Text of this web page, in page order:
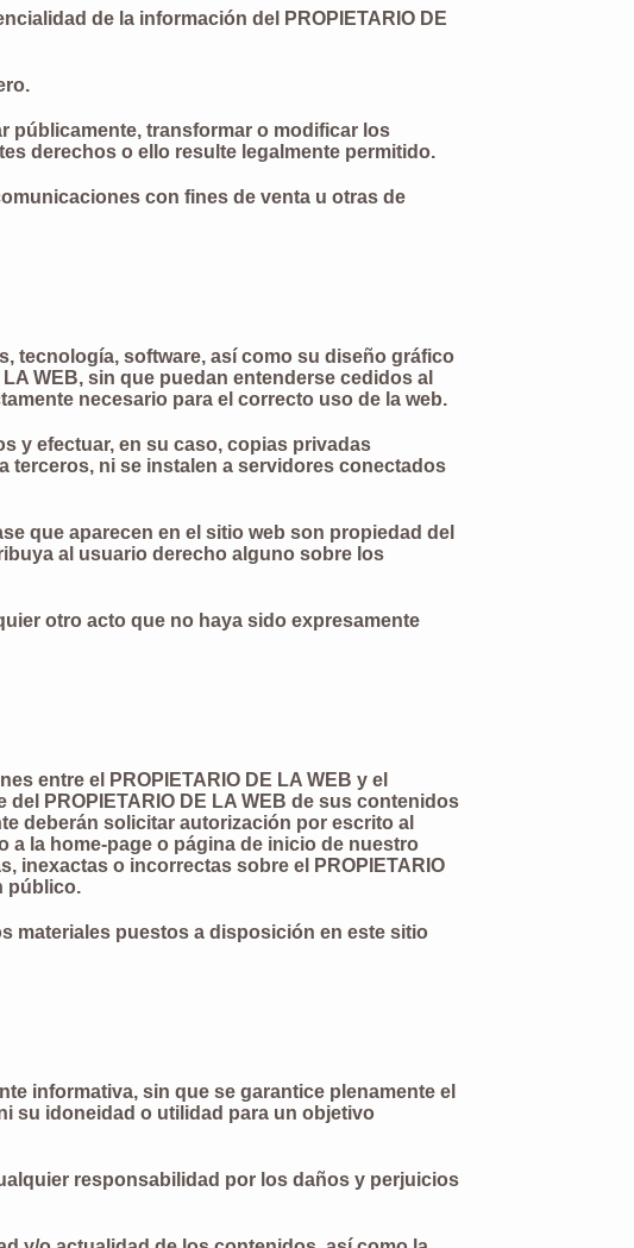
de la información del PROPIETARIO DE
públicamente, transformar o modificar los
derechos o ello resulte legalmente permitido.
con fines de venta u otras de
tecnología, software, así como su diseño gráfico
WEB, sin que puedan entenderse cedidos al
necesario para el correcto uso de la web.
y efectuar, en su caso, copias privadas
terceros, ni se instalen a servidores conectados
que aparecen en el sitio web son propiedad del
al usuario derecho alguno sobre los
otro acto que no haya sido expresamente
entre el PROPIETARIO DE LA WEB y el
PROPIETARIO DE LA WEB de sus contenidos
deberán solicitar autorización por escrito al
a la home-page o página de inicio de nuestro
inexactas o incorrectas sobre el PROPIETARIO
público.
materiales puestos a disposición en este sitio
informativa, sin que se garantice plenamente el
su idoneidad o utilidad para un objetivo
responsabilidad por los daños y perjuicios